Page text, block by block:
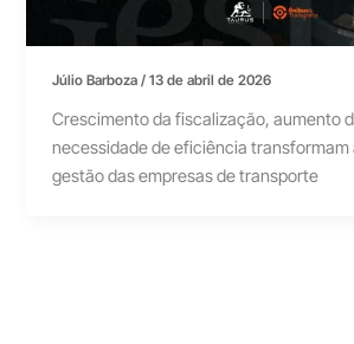
Júlio Barboza/13 de abril de 2026
Crescimento da fiscalização, aumento
necessidade de eficiência transformam
gestão das empresas de transporte